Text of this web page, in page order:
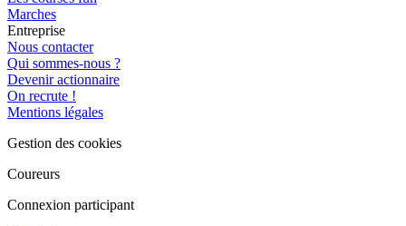
Marches
Entreprise
Nous contacter
Qui sommes-nous ?
Devenir actionnaire
On recrute !
Mentions légales
Gestion des cookies
Coureurs
Connexion participant